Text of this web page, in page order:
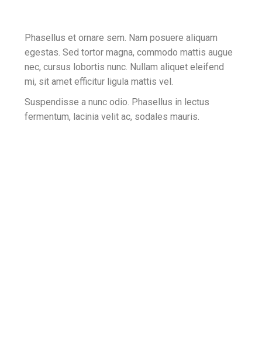
Phasellus et ornare sem. Nam posuere aliquam
egestas. Sed tortor magna, commodo mattis augue
nec, cursus lobortis nunc. Nullam aliquet eleifend
mi, sit amet efficitur ligula mattis vel.
Suspendisse a nunc odio. Phasellus in lectus
fermentum, lacinia velit ac, sodales mauris.